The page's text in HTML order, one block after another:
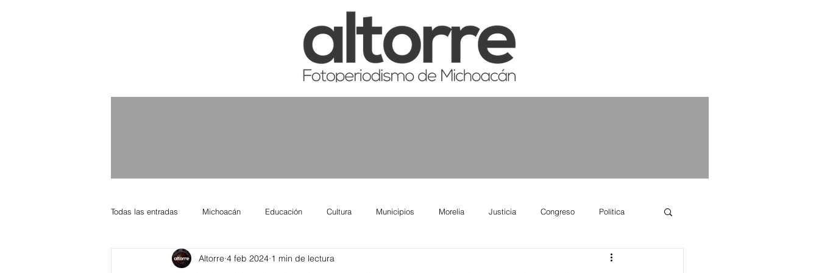
Todas las entradas Michoacán Educación Cultura Municipios Morelia Justicia Congreso Política
Nacional Internacional Columnistas Salud
Altorre 4 feb 2024 1 min de lectura